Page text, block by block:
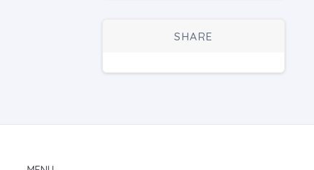
SHARE